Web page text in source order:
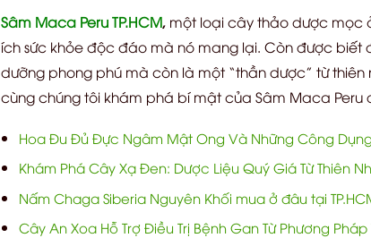
Sâm Maca Peru TP.HCM,một loại cây thảo dược mọc
ích sức khỏe độc đáo mà nó mang lại. Còn được biết
dưỡng phong phú mà còn là một “thần dược” từ
cùng chúng tôi khám phá bí mật của Sâm Maca Peru
Hoa Đu Đủ Đực Ngâm Mật Ong Và Những Công
Khám Phá Cây Xạ Đen: Dược Liệu Quý Giá Từ Thiên
Nấm Chaga Siberia Nguyên Khối mua ở đâu tại
Cây An Xoa Hỗ Trợ Điều Trị Bệnh Gan Từ Phương Pháp